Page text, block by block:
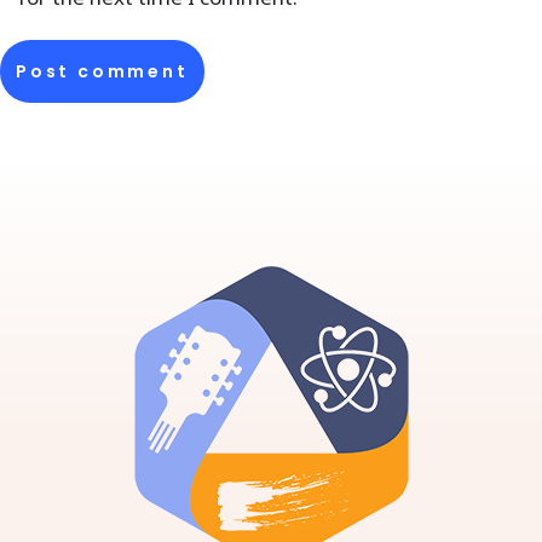
Marcel Perrin – “Hällilaul”
Wolfgang Amadeus Mozart (1756-1791) –
Loviise Klein (flööt)
Klaveril Kaisa Laasik
Post comment